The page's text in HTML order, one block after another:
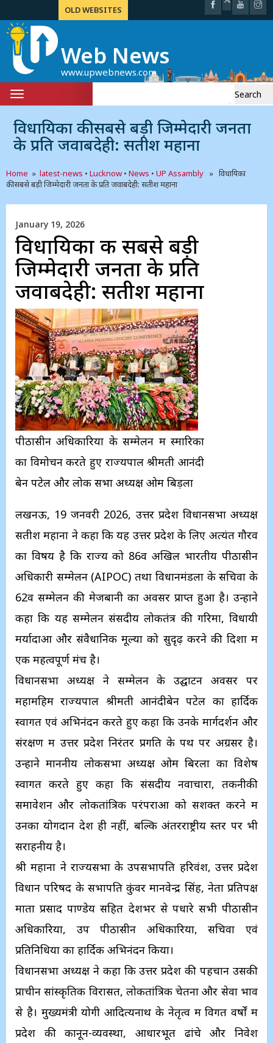
OLD WEBSITES
Web News
www.upwebnews.com
Toggle
navigation
विधायिका की सबसे बड़ी जिम्मेदारी जनता
के प्रति जवाबदेही: सतीश महाना
Home » latest-news • Lucknow • News • UP Assambly » विधायिका
की सबसे बड़ी जिम्मेदारी जनता के प्रति जवाबदेही: सतीश महाना
January 19, 2026
विधायिका की सबसे बड़ी
जिम्मेदारी जनता के प्रति
जवाबदेही: सतीश महाना
पीठासीन अधिकारियों के सम्मेलन में स्मारिका
का विमोचन करते हुए राज्यपाल श्रीमती आनंदी
बेन पटेल और लोक सभा अध्यक्ष ओम बिड़ला
लखनऊ, 19 जनवरी 2026, उत्तर प्रदेश विधानसभा अध्यक्ष
सतीश महाना ने कहा कि यह उत्तर प्रदेश के लिए अत्यंत गौरव
का विषय है कि राज्य को 86वें अखिल भारतीय पीठासीन
अधिकारी सम्मेलन (AIPOC) तथा विधानमंडलों के सचिवों के
62वें सम्मेलन की मेजबानी का अवसर प्राप्त हुआ है। उन्होंने
कहा कि यह सम्मेलन संसदीय लोकतंत्र की गरिमा, विधायी
मर्यादाओं और संवैधानिक मूल्यों को सुदृढ़ करने की दिशा में
एक महत्वपूर्ण मंच है।
विधानसभा अध्यक्ष ने सम्मेलन के उद्घाटन अवसर पर
महामहिम राज्यपाल श्रीमती आनंदीबेन पटेल का हार्दिक
स्वागत एवं अभिनंदन करते हुए कहा कि उनके मार्गदर्शन और
संरक्षण में उत्तर प्रदेश निरंतर प्रगति के पथ पर अग्रसर है।
उन्होंने माननीय लोकसभा अध्यक्ष ओम बिरला का विशेष
स्वागत करते हुए कहा कि संसदीय नवाचारों, तकनीकी
समावेशन और लोकतांत्रिक परंपराओं को सशक्त करने में
उनका योगदान देश ही नहीं, बल्कि अंतरराष्ट्रीय स्तर पर भी
सराहनीय है।
श्री महाना ने राज्यसभा के उपसभापति हरिवंश, उत्तर प्रदेश
विधान परिषद के सभापति कुंवर मानवेन्द्र सिंह, नेता प्रतिपक्ष
माता प्रसाद पाण्डेय सहित देशभर से पधारे सभी पीठासीन
अधिकारियों, उप पीठासीन अधिकारियों, सचिवों एवं
प्रतिनिधियों का हार्दिक अभिनंदन किया।
विधानसभा अध्यक्ष ने कहा कि उत्तर प्रदेश की पहचान उसकी
प्राचीन सांस्कृतिक विरासत, लोकतांत्रिक चेतना और सेवा भाव
से है। मुख्यमंत्री योगी आदित्यनाथ के नेतृत्व में विगत वर्षों में
प्रदेश की कानून-व्यवस्था, आधारभूत ढांचे और निवेश